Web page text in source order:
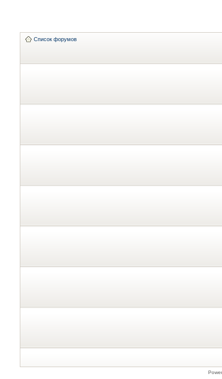
Список форумов